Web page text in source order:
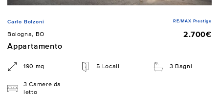
Carlo Bolzoni RE/MAX Prestige
Bologna, BO
2.700€
Appartamento
190 mq 5 Locali 3 Bagni
3 Camere da
letto